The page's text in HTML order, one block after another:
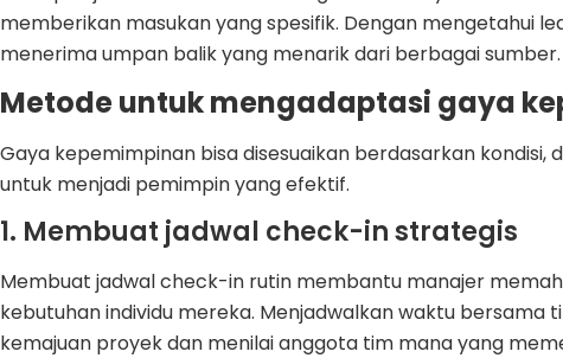
memberikan masukan yang spesifik. Dengan mengetahui
menerima umpan balik yang menarik dari berbagai sumber.
Metode untuk mengadaptasi gaya
Gaya kepemimpinan bisa disesuaikan berdasarkan
untuk menjadi pemimpin yang efektif.
1. Membuat jadwal check-in strategis
Membuat jadwal check-in rutin membantu manajer
kebutuhan individu mereka. Menjadwalkan waktu bersama
kemajuan proyek dan menilai anggota tim mana yang